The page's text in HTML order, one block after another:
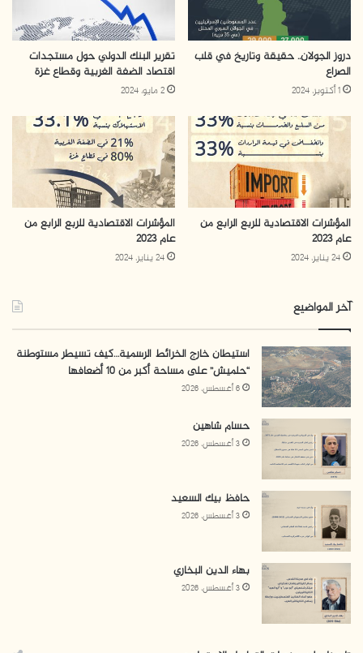
دروز الجولان.. حقيقة وتاريخ في قلب
الصراع
1 أكتوبر، 2024
تقرير البنك الدولي حول مستجدات
اقتصاد الضفة الغربية وقطاع غزة
2 مايو، 2024
المؤشرات الاقتصادية للربع الرابع من
عام 2023
24 يناير، 2024
المؤشرات الاقتصادية للربع الرابع من
عام 2023
24 يناير، 2024
آخر المواضيع
استيطان خارج الخرائط الرسمية…كيف تسيطر مستوطنة
“حلميش” على مساحة أكبر من 10 أضعافها
6 أغسطس، 2026
حسام شاهين
3 أغسطس، 2026
حافظ بيك السعيد
3 أغسطس، 2026
بهاء الدين البخاري
3 أغسطس، 2026